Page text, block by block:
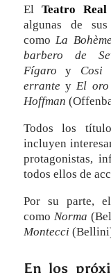
El Teatro Real
algunas de sus
comoLa
barbero de
Fígaro y Cosi
errante yEl oro
Hoffman
Todos los
incluyen
protagonistas,
todos ellos de
Por su parte,
como Norma
Montecci
En los